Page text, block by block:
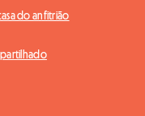
do anfitrião